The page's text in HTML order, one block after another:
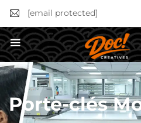
[email protected]
Porte-clés